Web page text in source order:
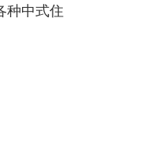
种中式住